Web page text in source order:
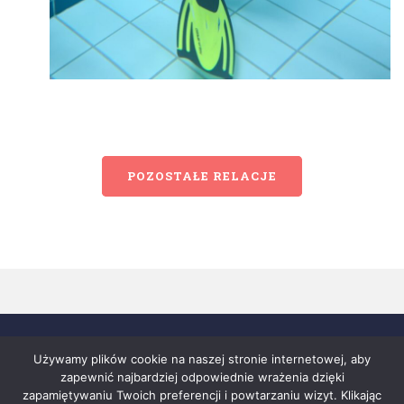
POZOSTAŁE RELACJE
Używamy plików cookie na naszej stronie internetowej, aby
zapewnić najbardziej odpowiednie wrażenia dzięki
zapamiętywaniu Twoich preferencji i powtarzaniu wizyt. Klikając